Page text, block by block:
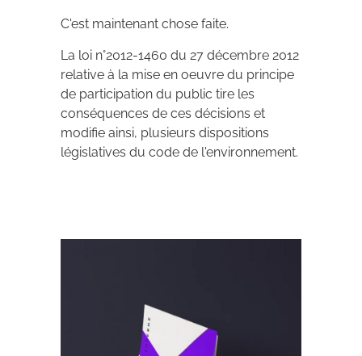
C'est maintenant chose faite.
La loi n°2012-1460 du 27 décembre 2012
relative à la mise en oeuvre du principe
de participation du public tire les
conséquences de ces décisions et
modifie ainsi, plusieurs dispositions
législatives du code de l'environnement.